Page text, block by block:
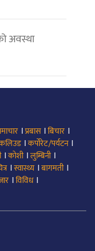
अवस्था
।प्रबास।बिचार ।
।कर्पोरेट/पर्यटन।
।कोशी।लुम्बिनी।
।स्वास्थ्य ।बागमती।
।विविध।